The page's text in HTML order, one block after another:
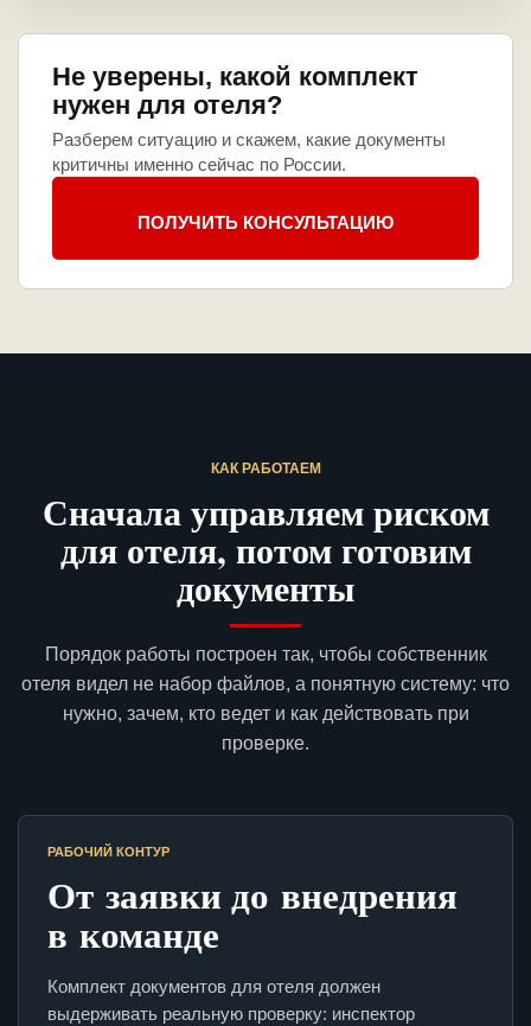
Не уверены, какой комплект
нужен для отеля?
Разберем ситуацию и скажем, какие документы
критичны именно сейчас по России.
ПОЛУЧИТЬ КОНСУЛЬТАЦИЮ
КАК РАБОТАЕМ
Сначала управляем риском
для отеля, потом готовим
документы
Порядок работы построен так, чтобы собственник
отеля видел не набор файлов, а понятную систему: что
нужно, зачем, кто ведет и как действовать при
проверке.
РАБОЧИЙ КОНТУР
От заявки до внедрения
в команде
Комплект документов для отеля должен
выдерживать реальную проверку: инспектор